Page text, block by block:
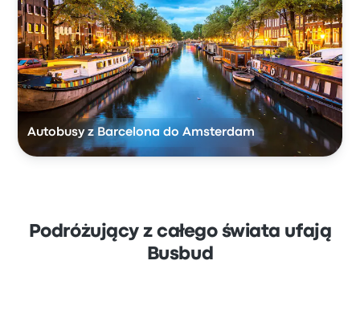
Autobusy z Barcelona do Amsterdam
Podróżujący z całego świata ufają
Busbud